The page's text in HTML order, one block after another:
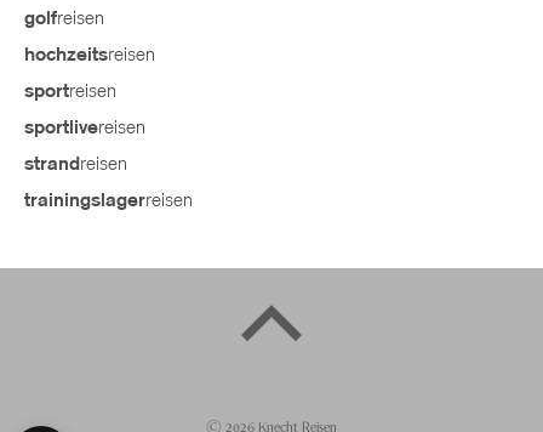
golfreisen
hochzeitsreisen
sportreisen
sportlivereisen
strand reisen
trainingslagerreisen
© 2026 Knecht Reisen